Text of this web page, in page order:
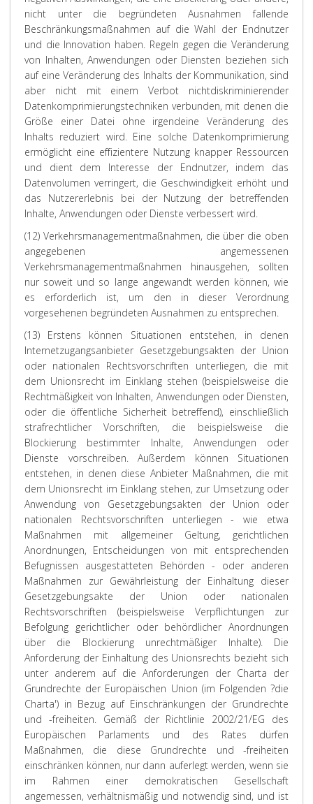
nicht unter die begründeten Ausnahmen fallende
Beschränkungsmaßnahmen auf die Wahl der Endnutzer
und die Innovation haben. Regeln gegen die Veränderung
von Inhalten, Anwendungen oder Diensten beziehen sich
auf eine Veränderung des Inhalts der Kommunikation, sind
aber nicht mit einem Verbot nichtdiskriminierender
Datenkomprimierungstechniken verbunden, mit denen die
Größe einer Datei ohne irgendeine Veränderung des
Inhalts reduziert wird. Eine solche Datenkomprimierung
ermöglicht eine effizientere Nutzung knapper Ressourcen
und dient dem Interesse der Endnutzer, indem das
Datenvolumen verringert, die Geschwindigkeit erhöht und
das Nutzererlebnis bei der Nutzung der betreffenden
Inhalte, Anwendungen oder Dienste verbessert wird.
(12) Verkehrsmanagementmaßnahmen, die über die oben
angegebenen angemessenen
Verkehrsmanagementmaßnahmen hinausgehen, sollten
nur soweit und so lange angewandt werden können, wie
es erforderlich ist, um den in dieser Verordnung
vorgesehenen begründeten Ausnahmen zu entsprechen.
(13) Erstens können Situationen entstehen, in denen
Internetzugangsanbieter Gesetzgebungsakten der Union
oder nationalen Rechtsvorschriften unterliegen, die mit
dem Unionsrecht im Einklang stehen (beispielsweise die
Rechtmäßigkeit von Inhalten, Anwendungen oder Diensten,
oder die öffentliche Sicherheit betreffend), einschließlich
strafrechtlicher Vorschriften, die beispielsweise die
Blockierung bestimmter Inhalte, Anwendungen oder
Dienste vorschreiben. Außerdem können Situationen
entstehen, in denen diese Anbieter Maßnahmen, die mit
dem Unionsrecht im Einklang stehen, zur Umsetzung oder
Anwendung von Gesetzgebungsakten der Union oder
nationalen Rechtsvorschriften unterliegen - wie etwa
Maßnahmen mit allgemeiner Geltung, gerichtlichen
Anordnungen, Entscheidungen von mit entsprechenden
Befugnissen ausgestatteten Behörden - oder anderen
Maßnahmen zur Gewährleistung der Einhaltung dieser
Gesetzgebungsakte der Union oder nationalen
Rechtsvorschriften (beispielsweise Verpflichtungen zur
Befolgung gerichtlicher oder behördlicher Anordnungen
über die Blockierung unrechtmäßiger Inhalte). Die
Anforderung der Einhaltung des Unionsrechts bezieht sich
unter anderem auf die Anforderungen der Charta der
Grundrechte der Europäischen Union (im Folgenden ?die
Charta') in Bezug auf Einschränkungen der Grundrechte
und -freiheiten. Gemäß der Richtlinie 2002/21/EG des
Europäischen Parlaments und des Rates dürfen
Maßnahmen, die diese Grundrechte und -freiheiten
einschränken können, nur dann auferlegt werden, wenn sie
im Rahmen einer demokratischen Gesellschaft
angemessen, verhältnismäßig und notwendig sind, und ist